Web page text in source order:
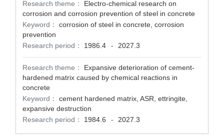
Research theme：
Electro-chemical research on
corrosion and corrosion prevention of steel in concrete
Keyword：
corrosion of steel in concrete, corrosion
prevention
Research period：
1986.4 - 2027.3
Research theme：
Expansive deterioration of cement-
hardened matrix caused by chemical reactions in
concrete
Keyword：
cement hardened matrix, ASR, ettringite,
expansive destruction
Research period：
1984.6 - 2027.3